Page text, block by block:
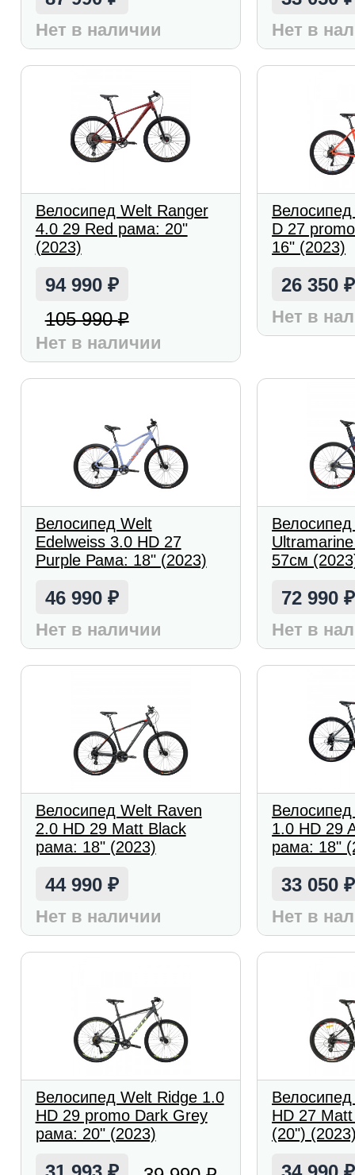
Нет в наличии Нет в
Велосипед Welt Ranger
4.0 29 Red рама: 20"
(2023)
94 990 ₽
105 990₽
Нет в наличии
D 27
16" (2023)
26 350₽
Нет в
Велосипед Welt
Edelweiss 3.0 HD 27
Purple Рама: 18" (2023)
46 990 ₽
Нет в наличии
57см
72 990₽
Нет в
Велосипед Welt Raven
2.0 HD 29 Matt Black
рама: 18" (2023)
44 990 ₽
Нет в наличии
1.0 HD 29
рама: 18"
33 050₽
Нет в
Велосипед Welt Ridge 1.0
HD 29 promo Dark Grey
рама: 20" (2023)
₽
HD 27
(20")
₽